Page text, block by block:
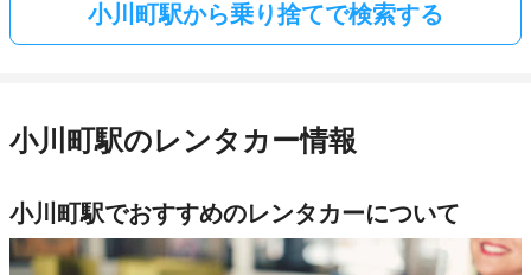
小川町駅から乗り捨てで検索する
小川町駅のレンタカー情報
小川町駅でおすすめのレンタカーについて